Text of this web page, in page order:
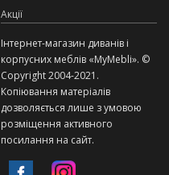
Акції
Інтернет-магазин диванів і
корпусних меблів «MyMebli». ©
Copyright 2004-2021.
Копіювання матеріалів
дозволяється лише з умовою
розміщення активного
посилання на сайт.